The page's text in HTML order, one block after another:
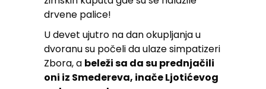
drvene palice!
U devet ujutro na dan okupljanja u
dvoranu su počeli da ulaze simpatizeri
Zbora, a beleži sa da su prednjačili
oni iz Smedereva, inače Ljotićevog